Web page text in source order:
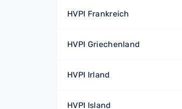
HVPI Frankreich
HVPI Griechenland
HVPI Irland
HVPI Island